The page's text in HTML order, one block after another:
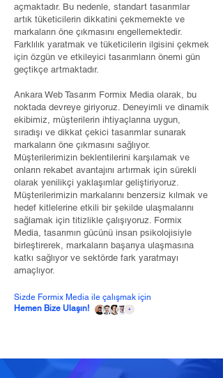
açmaktadır. Bu nedenle, standart tasarımlar
artık tüketicilerin dikkatini çekmemekte ve
markaların öne çıkmasını engellemektedir.
Farklılık yaratmak ve tüketicilerin ilgisini çekmek
için özgün ve etkileyici tasarımların önemi gün
geçtikçe artmaktadır.
Ankara Web Tasarım Formix Media olarak, bu
noktada devreye giriyoruz. Deneyimli ve dinamik
ekibimiz, müşterilerin ihtiyaçlarına uygun,
sıradışı ve dikkat çekici tasarımlar sunarak
markaların öne çıkmasını sağlıyor.
Müşterilerimizin beklentilerini karşılamak ve
onların rekabet avantajını artırmak için sürekli
olarak yenilikçi yaklaşımlar geliştiriyoruz.
Müşterilerimizin markalarını benzersiz kılmak ve
hedef kitlelerine etkili bir şekilde ulaşmalarını
sağlamak için titizlikle çalışıyoruz. Formix
Media, tasarımın gücünü insan psikolojisiyle
birleştirerek, markaların başarıya ulaşmasına
katkı sağlıyor ve sektörde fark yaratmayı
amaçlıyor.
Sizde Formix Media ile çalışmak için
Hemen Bize Ulaşın!